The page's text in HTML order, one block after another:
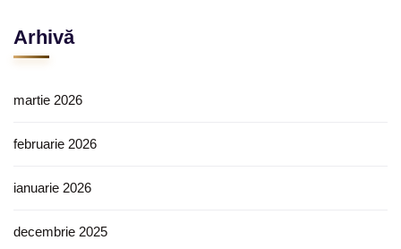
Arhivă
martie 2026
februarie 2026
ianuarie 2026
decembrie 2025